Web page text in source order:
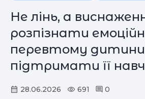
Не лінь, а
розпізнати
перевтому
підтримати її
28.06.2026 691 0